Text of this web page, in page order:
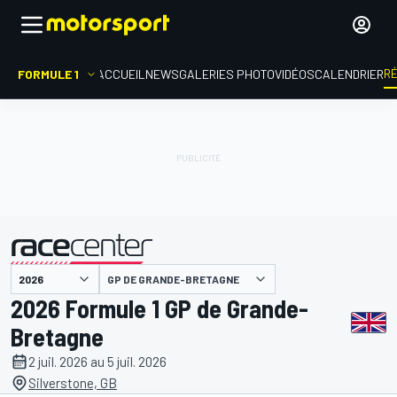
FORMULE 1 ACCUEIL NEWSGALERIES PHOTOVIDÉOSCALENDRIER
présenté par GP DE GRANDE-BRETAGNE
2026 Formule 1 GP de Grande-
Bretagne
2 juil. 2026 au 5 juil. 2026
Silverstone, GB